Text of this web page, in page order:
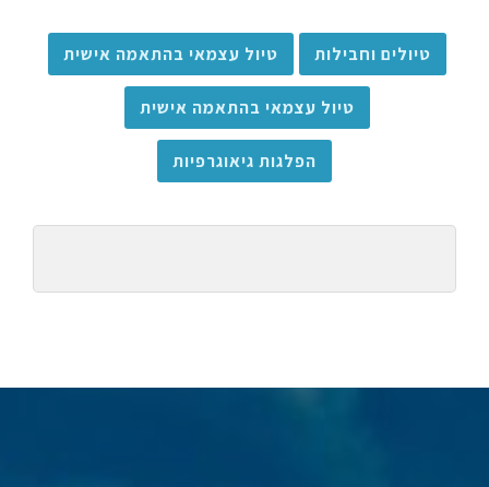
טיולים וחבילות טיול עצמאי בהתאמה אישית
טיול עצמאי בהתאמה אישית
הפלגות גיאוגרפיות